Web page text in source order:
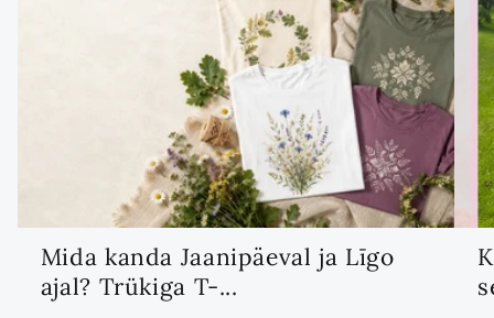
Mida kanda Jaanipäeval ja Līgo
ajal? Trükiga T-...